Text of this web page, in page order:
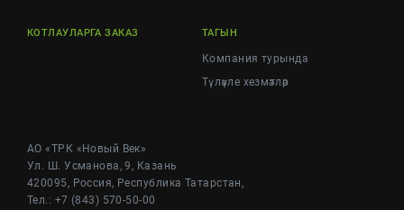
КОТЛАУЛАРГА ЗАКАЗ ТАГЫН
Компания турында
Түләүле хезмәтләр
АО «ТРК «Новый Век»
Ул. Ш. Усманова, 9, Казань
420095, Россия, Республика Татарстан,
Тел.: +7 (843) 570-50-00